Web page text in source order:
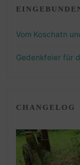
Vom Koschatn
Gedenkfeier für
CHANGELOG